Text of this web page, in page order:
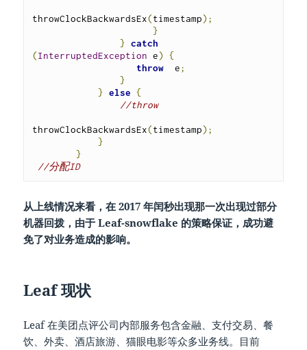
throwClockBackwardsEx(timestamp);
}
} catch
(InterruptedException e)
{
throw
  e
;
}
} else {
//throw
throwClockBackwardsEx(timestamp);
}
}
//分配ID
从上线情况来看，在 2017 年闰秒出现那一次出现过部分
机器回拨，由于 Leaf-snowflake 的策略保证，成功避
免了对业务造成的影响。
Leaf 现状
Leaf 在美团点评公司内部服务包含金融、支付交易、餐
饮、外卖、酒店旅游、猫眼电影等众多业务线。目前